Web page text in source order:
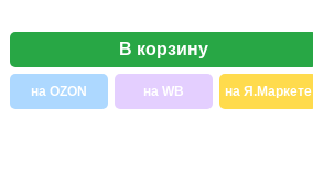
В корзину
на OZON на WB на Я.Маркете